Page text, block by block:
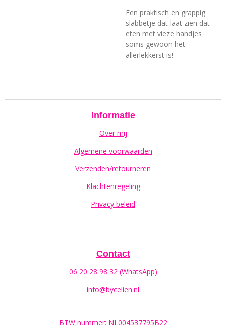
Een praktisch en grappig
slabbetje dat laat zien dat
eten met vieze handjes
soms gewoon het
allerlekkerst is!
Informatie
Over mij
Algemene voorwaarden
Verzenden/retourneren
Klachtenregeling
Privacy beleid
Contact
06 20 28 98 32 (WhatsApp)
info@bycelien.nl
BTW nummer: NL004537795B22